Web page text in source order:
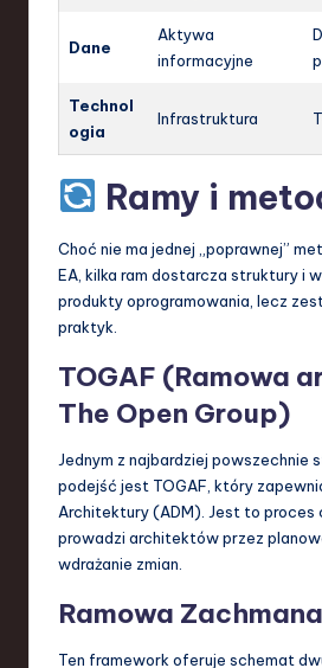
Dane
Aktywa
informacyjne
Technol
ogia
Infrastruktura
Ramy i
Choć nie ma jednej „poprawnej”
EA, kilka ram dostarcza struktury i
produkty oprogramowania, lecz
praktyk.
TOGAF (Ramowa
The Open Group)
Jednym z najbardziej powszechnie
podejść jest TOGAF, który
Architektury (ADM). Jest to proces
prowadzi architektów przez
wdrażanie zmian.
Ramowa Zachmana
Ten framework oferuje schemat